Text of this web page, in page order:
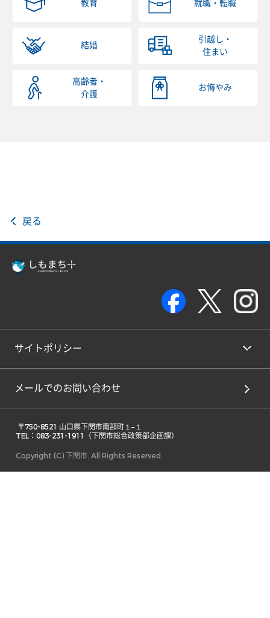
教育 就職・転職
結婚
引越し・
住まい
高齢者・
介護
お悔やみ
戻る
サイトポリシー
メールでのお問い合わせ
TEL：083-231-1911（下関市総合政策部企画課）
Copyright (C) 下関市. All Rights Reserved.